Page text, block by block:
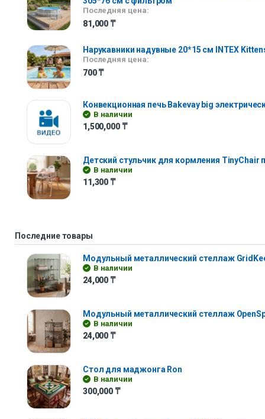
Последняя цена:
81,000 ₸
Нарукавники надувные 20*15 см INTEX
Последняя цена:
700₸
Конвекционная печь Bakevay big
В наличии
1,500,000 ₸
Детский стульчик для кормления TinyChair
В наличии
11,300 ₸
Последние товары
Модульный металлический стеллаж
В наличии
24,000 ₸
Модульный металлический стеллаж
В наличии
24,000 ₸
Стол для маджонга Ron
В наличии
300,000 ₸